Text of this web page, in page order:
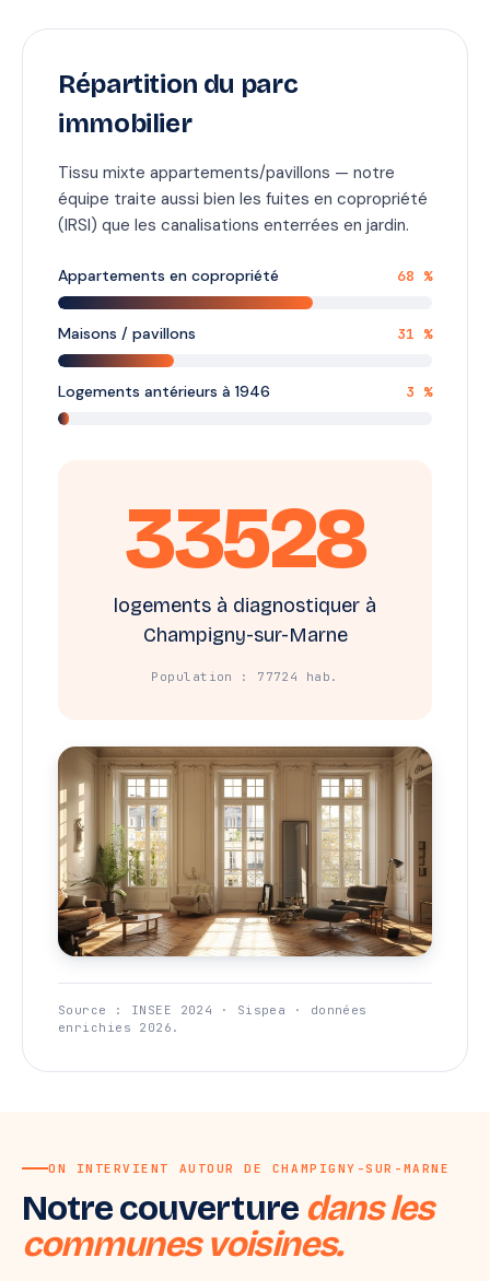
Répartition du parc
immobilier
Tissu mixte appartements/pavillons — notre
équipe traite aussi bien les fuites en copropriété
(IRSI) que les canalisations enterrées en jardin.
Appartements en copropriété 68 %
Maisons / pavillons 31 %
Logements antérieurs à 1946 3 %
33528
logements à diagnostiquer à
Champigny-sur-Marne
Population : 77724 hab.
Source : INSEE 2024 · Sispea · données
enrichies 2026.
ON INTERVIENT AUTOUR DE CHAMPIGNY-SUR-MARNE
Notre couverture dans les
communes voisines.